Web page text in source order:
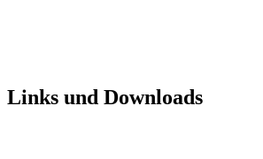
Links und Downloads